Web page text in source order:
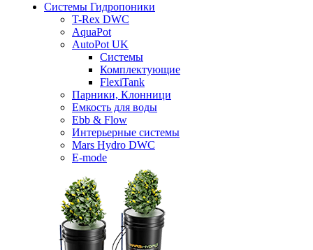
Системы Гидропоники
T-Rex DWC
AquaPot
AutoPot UK
Системы
Комплектующие
FlexiTank
Парники, Клонници
Емкость для воды
Ebb & Flow
Интерьерные системы
Mars Hydro DWC
E-mode